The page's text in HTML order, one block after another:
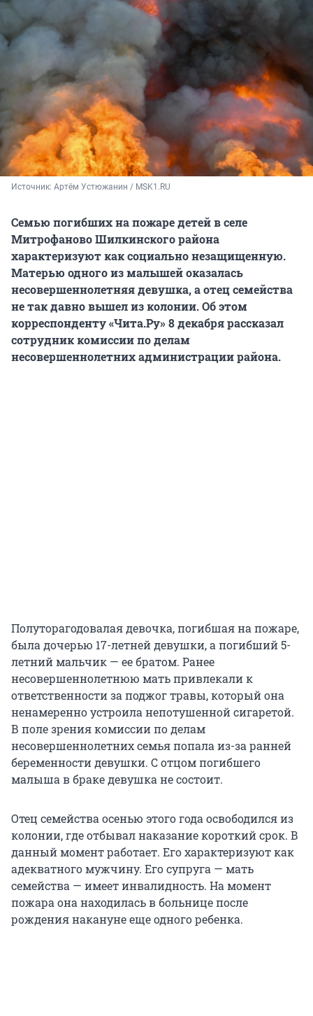
Источник: Артём Устюжанин / MSK1.RU
Семью погибших на пожаре детей в селе
Митрофаново Шилкинского района
характеризуют как социально незащищенную.
Матерью одного из малышей оказалась
несовершеннолетняя девушка, а отец семейства
не так давно вышел из колонии. Об этом
корреспонденту «Чита.Ру» 8 декабря рассказал
сотрудник комиссии по делам
несовершеннолетних администрации района.
Полуторагодовалая девочка, погибшая на пожаре,
была дочерью 17-летней девушки, а погибший 5-
летний мальчик — ее братом. Ранее
несовершеннолетнюю мать привлекали к
ответственности за поджог травы, который она
ненамеренно устроила непотушенной сигаретой.
В поле зрения комиссии по делам
несовершеннолетних семья попала из-за ранней
беременности девушки. С отцом погибшего
малыша в браке девушка не состоит.
Отец семейства осенью этого года освободился из
колонии, где отбывал наказание короткий срок. В
данный момент работает. Его характеризуют как
адекватного мужчину. Его супруга — мать
семейства — имеет инвалидность. На момент
пожара она находилась в больнице после
рождения накануне еще одного ребенка.